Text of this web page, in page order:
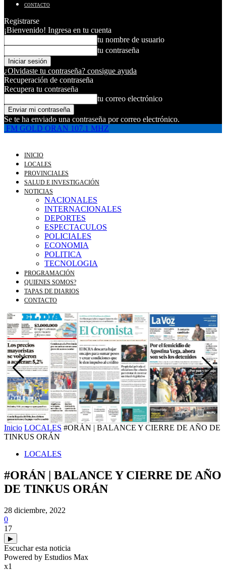
CONTACTO
Registrarse
¡Bienvenido! Ingresa en tu cuenta
tu nombre de usuario
tu contraseña
¿Olvidaste tu contraseña? consigue ayuda
Recuperación de contraseña
Recupera tu contraseña
tu correo electrónico
Se te ha enviado una contraseña por correo electrónico.
FM GOLD ORAN 107.1 MHZ
INICIO
LOCALES
PROVINCIALES
SALUD E INVESTIGACIÓN
NOTICIAS
NACIONALES
INTERNACIONALES
DEPORTES
ESPECTACULOS
POLICIALES
ECONOMIA
POLITICA
TECNOLOGIA
PROGRAMACIÓN
QUIENES SOMOS?
TAPAS DE DIARIOS
CONTACTO
Inicio LOCALES #ORÁN | BALANCE Y CIERRE DE AÑO DE
TINKUS ORÁN
LOCALES
#ORÁN | BALANCE Y CIERRE DE AÑO
DE TINKUS ORÁN
28 diciembre, 2022
0
17
▶
Escuchar esta noticia
Powered by Estudios Max
x1